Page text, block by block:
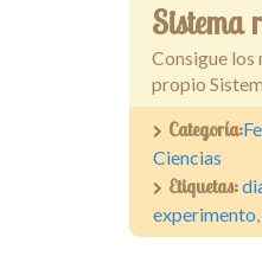
Sistema
Consigue los
propio
Categoría:
Ciencias
Etiquetas:
experimento,